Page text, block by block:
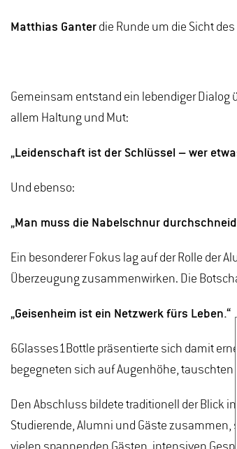
Matthias Ganter die Runde um die Sicht
Gemeinsam entstand ein lebendiger Dialog
allem Haltung und Mut:
„Leidenschaft ist der Schlüssel – wer
Und ebenso:
„Man muss die Nabelschnur
Ein besonderer Fokus lag auf der Rolle der
Überzeugung zusammenwirken. Die
„Geisenheim ist ein Netzwerk fürs Leben.“
6Glasses1Bottle präsentierte sich damit
begegneten sich auf Augenhöhe,
Den Abschluss bildete traditionell der Blick
Studierende, Alumni und Gäste zusammen,